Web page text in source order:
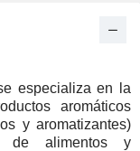
0,08 %
0,05 %
0,04 %
0,04 %
especializa en la
aromáticos
y aromatizantes)
de alimentos y